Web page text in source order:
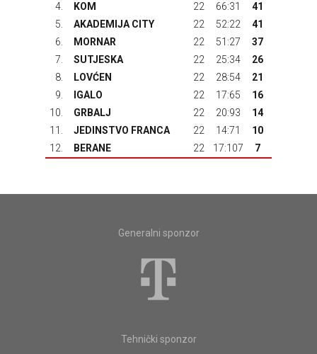
4.
KOM 22 66:31
41
5.
AKADEMIJA CITY 22 52:22
41
6.
MORNAR 22 51:27
37
7.
SUTJESKA 22 25:34
26
8.
LOVĆEN 22 28:54
21
9.
IGALO 22 17:65
16
10.
GRBALJ 22 20:93
14
11.
JEDINSTVO FRANCA 22 14:71
10
12.
BERANE 22 17:107 7
Generalni sponzor
Tehnički sponzor